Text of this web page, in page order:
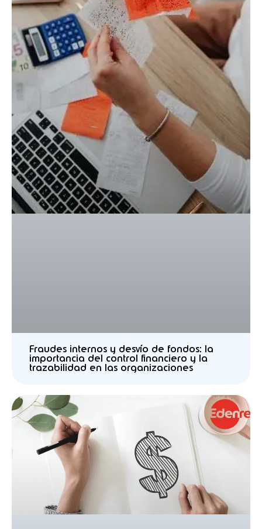
Fraudes internos y desvío de fondos: la
importancia del control financiero y la
trazabilidad en las organizaciones